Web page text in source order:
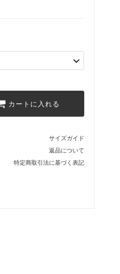
カートに入れる
サイズガイド
返品について
特定商取引法に基づく表記